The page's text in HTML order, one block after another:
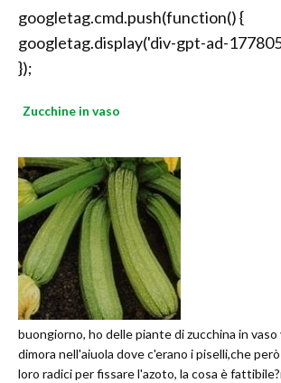
googletag.cmd.push(function() {
googletag.display('div-gpt-ad-
});
Zucchine in vaso
buongiorno, ho delle piante di zucchina in
dimora nell'aiuola dove c'erano i piselli,che
loro radici per fissare l'azoto, la cosa è